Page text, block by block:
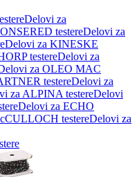
Delovi za
testereDelovi za
Delovi za KINESKE
testereDelovi za
za OLEO MAC
testereDelovi za
za ALPINA testereDelovi
Delovi za ECHO
testereDelovi za